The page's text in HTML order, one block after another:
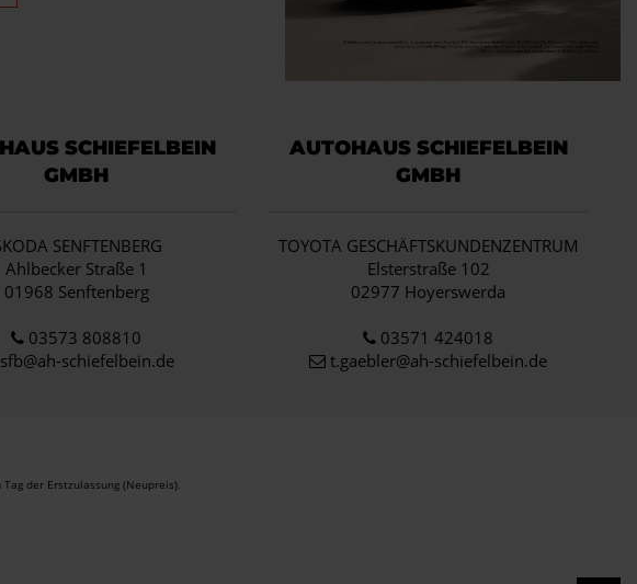
SCHIEFELBEIN
GMBH
SENFTENBERG
Ahlbecker Straße 1
01968 Senftenberg
03573 808810
sfb@ah-schiefelbein.de
AUTOHAUS SCHIEFELBEIN
GMBH
TOYOTA GESCHÄFTSKUNDENZENTRUM
Elsterstraße 102
02977 Hoyerswerda
03571 424018
t.gaebler@ah-schiefelbein.de
der Erstzulassung (Neupreis).